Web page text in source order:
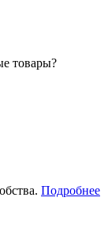
товары?
Подробнее